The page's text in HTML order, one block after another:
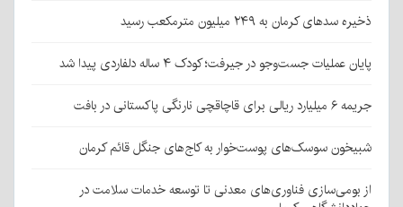
ذخیره سدهای کرمان به ۲۴۹ میلیون مترمکعب رسید
پایان عملیات جست‌وجو در جیرفت؛ کودک ۴ ساله دلفاردی پیدا شد
جریمه ۶ میلیارد ریالی برای قاچاقچی نارنگی پاکستانی در بافت
شبیخون سوسک‌های پوست‌خوار به کاج‌های جنگل قائم کرمان
از بومی‌سازی فناوری‌های معدنی تا توسعه خدمات سلامت در